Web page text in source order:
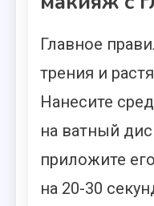
Главное
трения и
Нанесите
на ватный
приложите
на 20-30